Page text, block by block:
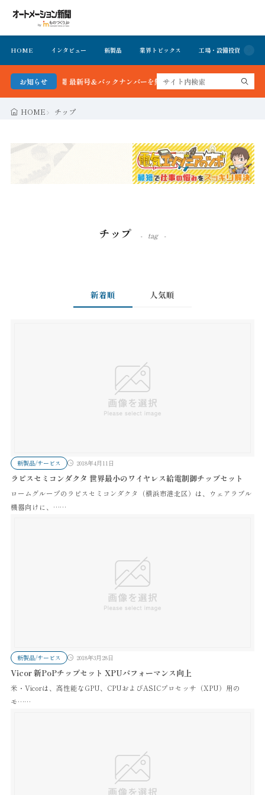
HOME インタビュー 新製品 業界トピックス 工場・設備投資
お知らせ
ション新聞 最新号＆バックナンバーを無料で公開中 詳細はこちら
HOME チップ
チップ tag
新着順 人気順
新製品/サービス 2018年4月11日
ラピスセミコンダクタ 世界最小のワイヤレス給電制御チップセット
ロームグループのラピスセミコンダクタ（横浜市港北区）は、ウェアラブル
機器向けに、……
新製品/サービス 2018年3月28日
Vicor 新PoPチップセット XPUパフォーマンス向上
米・Vicorは、高性能なGPU、CPUおよびASICプロセッサ（XPU）用の
モ……